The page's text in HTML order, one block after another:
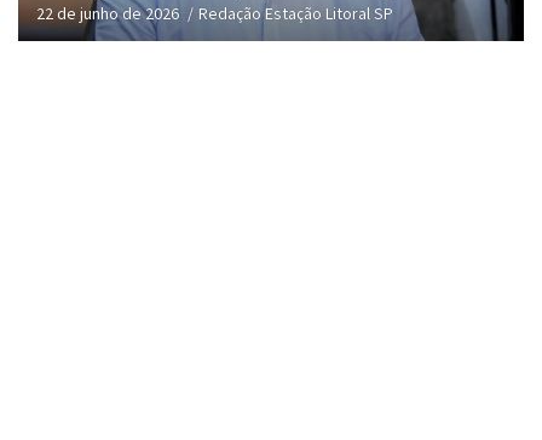
22 de junho de 2026 Redação Estação Litoral SP